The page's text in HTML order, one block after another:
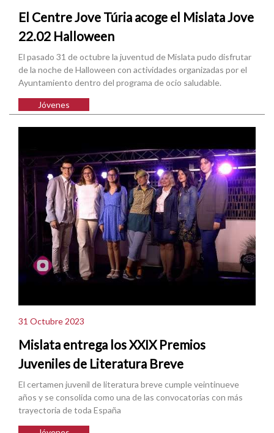
El Centre Jove Túria acoge el Mislata Jove
22.02 Halloween
El pasado 31 de octubre la juventud de Mislata pudo disfrutar
de la noche de Halloween con actividades organizadas por el
Ayuntamiento dentro del programa de ocio saludable.
Jóvenes
31 Octubre 2023
Mislata entrega los XXIX Premios
Juveniles de Literatura Breve
El certamen juvenil de literatura breve cumple veintinueve
años y se consolida como una de las convocatorias con más
trayectoria de toda España